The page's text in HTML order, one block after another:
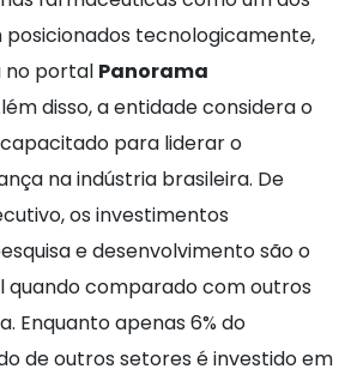
tecnologicamente,
no portal Panorama
disso, a entidade considera o
para liderar o
na indústria brasileira. De
os investimentos
e desenvolvimento são o
quando comparado com outros
Enquanto apenas 6% do
de outros setores é investido em